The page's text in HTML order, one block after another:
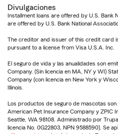
Divulgaciones
Installment loans are offered by U.S. Bank
are offered by U.S. Bank National
The creditor and issuer of this credit card
pursuant to a license from Visa U.S.A. Inc.
El seguro de vida y las anualidades son
Company. (Sin licencia en MA, NY y WI)
Company (con licencia en New York y
Illinois.
Los productos de seguro de mascotas
American Pet Insurance Company y ZPIC
Seattle, WA 98108. Administrado por
licencia No. 0G22803, NPN 9588590). Se